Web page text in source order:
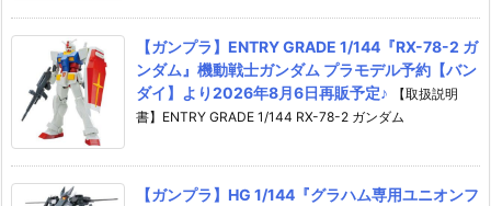
【ガンプラ】ENTRY GRADE 1/144『RX-78-2 ガ
ンダム』機動戦士ガンダム プラモデル予約【バン
ダイ】より2026年8月6日再販予定♪
【取扱説明
書】ENTRY GRADE 1/144 RX-78-2 ガンダム
【ガンプラ】HG 1/144『グラハム専用ユニオンフ